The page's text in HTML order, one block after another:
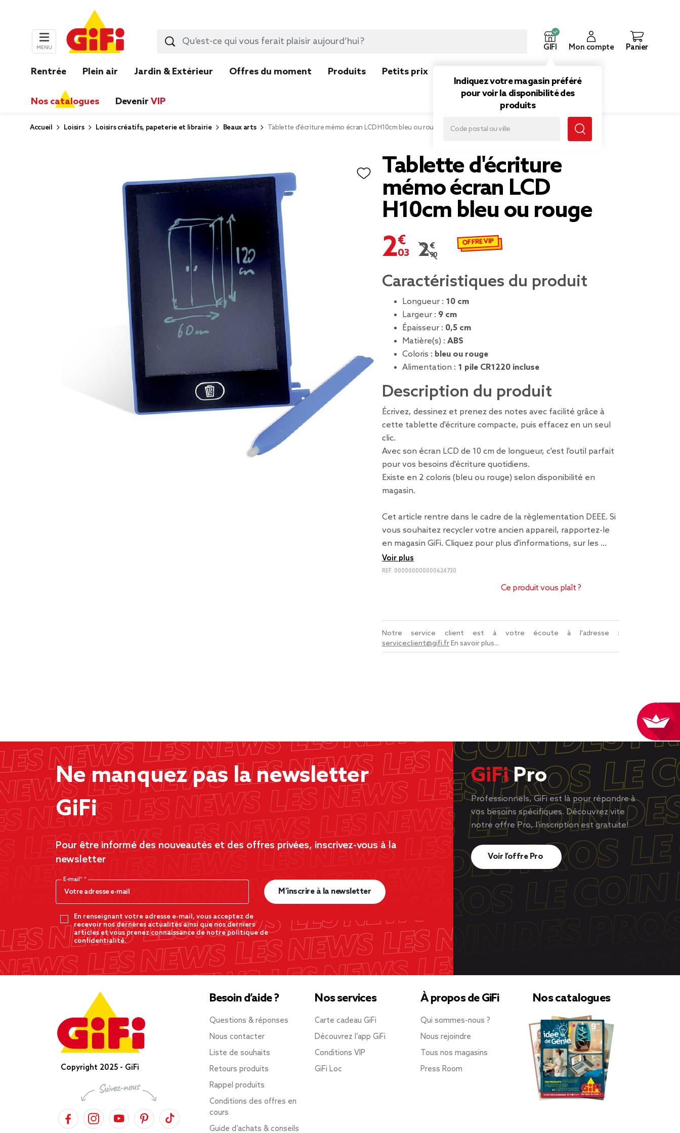
MENU GIFI
Indiquez votre magasin préféré
pour voir la disponibilité des
produits
Mon compte Panier
Rentrée Plein air Jardin & Extérieur Offres du moment Produits Petits prix
Nos catalogues Devenir VIP
Accueil Loisirs Loisirs créatifs, papeterie et librairie Beaux arts Tablette d'écriture mémo écran LCD H10cm bleu ou rouge
Tablette d'écriture
mémo écran LCD
H10cm bleu ou rouge
2,03 €
Prix remisé de 2,90 € à 2,03 €
2,90 €
OFFRE VIP
Caractéristiques du produit
Longueur : 10 cm
Largeur : 9 cm
Épaisseur : 0,5 cm
Matière(s) : ABS
Coloris : bleu ou rouge
Alimentation : 1 pile CR1220 incluse
Description du produit
Écrivez, dessinez et prenez des notes avec facilité grâce à
cette tablette d'écriture compacte, puis effacez en un seul
clic.
Avec son écran LCD de 10 cm de longueur, c'est l'outil parfait
pour vos besoins d'écriture quotidiens.
Existe en 2 coloris (bleu ou rouge) selon disponibilité en
magasin.
Cet article rentre dans le cadre de la règlementation DEEE. Si
vous souhaitez recycler votre ancien appareil, rapportez-le
en magasin GiFi. Cliquez pour plus d'informations, sur les …
Voir plus
REF. 000000000000624730
Ce produit vous plaît ?
Notre service client est à votre écoute à l'adresse :
serviceclient@gifi.frEn savoir plus...
Ne manquez pas la newsletter
GiFi
Pour être informé des nouveautés et des offres privées, inscrivez-vous à la
newsletter
E-mail*
En renseignant votre adresse e-mail, vous acceptez de
recevoir nos dernères actualités ainsi que nos derniers
articles et vous prenez connaissance de notre politique de
confidentialité.
M’inscrire à la newsletter
GiFiPro
Professionnels, GiFi est là pour répondre à
vos besoins spécifiques. Découvrez vite
notre offre Pro, l’inscription est gratuite!
Voir l’offre Pro
Copyright 2025 - GiFi
Besoin d’aide ?
Questions & réponses
Nous contacter
Liste de souhaits
Retours produits
Rappel produits
Conditions des offres en
cours
Guide d’achats & conseils
Nos services
Carte cadeau GiFi
Découvrez l’app GiFi
Conditions VIP
GiFi Loc
À propos de GiFi
Qui sommes-nous ?
Nous rejoindre
Tous nos magasins
Press Room
Nos catalogues